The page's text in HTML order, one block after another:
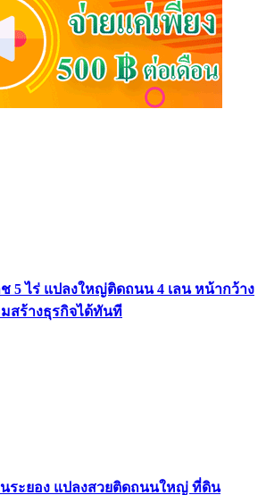
5 ไร่ แปลงใหญ่ติดถนน 4 เลน หน้ากว้าง
สร้างธุรกิจได้ทันที
ระยอง แปลงสวยติดถนนใหญ่ ที่ดิน